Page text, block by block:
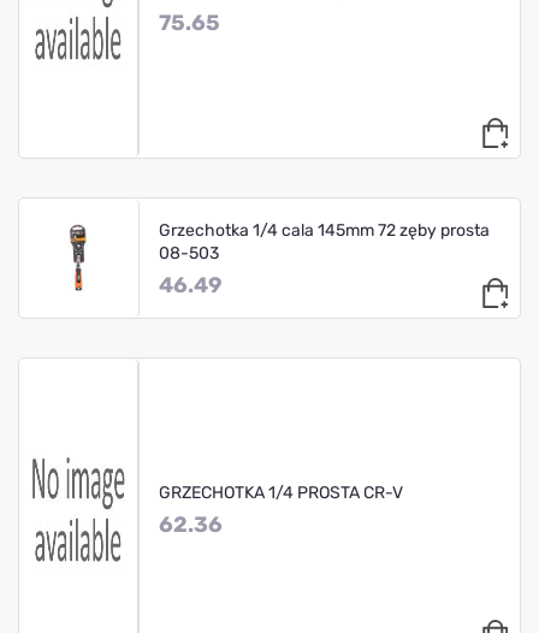
75.65
Grzechotka 1/4 cala 145mm 72 zęby prosta
08-503
46.49
GRZECHOTKA 1/4 PROSTA CR-V
62.36